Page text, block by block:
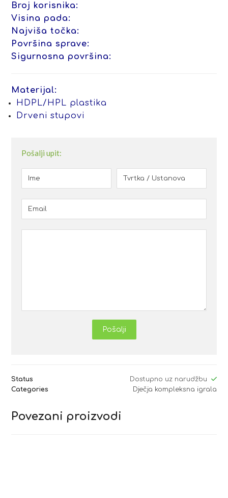
Broj korisnika:
Visina pada:
Najviša točka:
Površina sprave:
Sigurnosna površina:
Materijal:
HDPL/HPL plastika
Drveni stupovi
Pošalji upit:
Pošalji
Status
Dostupno uz narudžbu
Categories
Dječja kompleksna igrala
Povezani proizvodi